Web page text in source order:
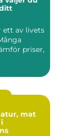
ett av livets
priser,